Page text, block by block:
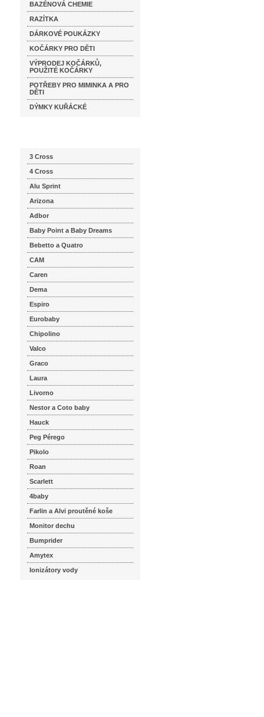
BAZÉNOVÁ CHEMIE
RAZÍTKA
DÁRKOVÉ POUKÁZKY
KOČÁRKY PRO DĚTI
VÝPRODEJ KOČÁRKŮ,
POUŽITÉ KOČÁRKY
POTŘEBY PRO MIMINKA A PRO
DĚTI
DÝMKY KUŘÁCKÉ
3 Cross
4 Cross
Alu Sprint
Arizona
Adbor
Baby Point a Baby Dreams
Bebetto a Quatro
CAM
Caren
Dema
Espiro
Eurobaby
Chipolino
Valco
Graco
Laura
Livorno
Nestor a Coto baby
Hauck
Peg Pérego
Pikolo
Roan
Scarlett
4baby
Farlin a Alvi proutěné koše
Monitor dechu
Bumprider
Amytex
Ionizátory vody